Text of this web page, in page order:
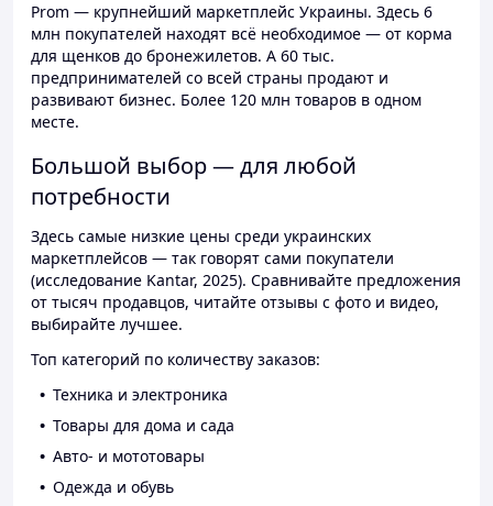
Prom — крупнейший маркетплейс Украины. Здесь 6
млн покупателей находят всё необходимое — от корма
для щенков до бронежилетов. А 60 тыс.
предпринимателей со всей страны продают и
развивают бизнес. Более 120 млн товаров в одном
месте.
Большой выбор — для любой
потребности
Здесь самые низкие цены среди украинских
маркетплейсов — так говорят сами покупатели
(исследование Kantar, 2025). Сравнивайте предложения
от тысяч продавцов, читайте отзывы с фото и видео,
выбирайте лучшее.
Топ категорий по количеству заказов:
Техника и электроника
Товары для дома и сада
Авто- и мототовары
Одежда и обувь